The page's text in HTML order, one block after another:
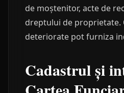
de moștenitor, acte de
dreptului de proprietate.
deteriorate pot furniza
Cadastrul și